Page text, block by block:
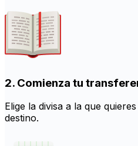
2. Comienza tu
Elige la divisa a la que
destino.